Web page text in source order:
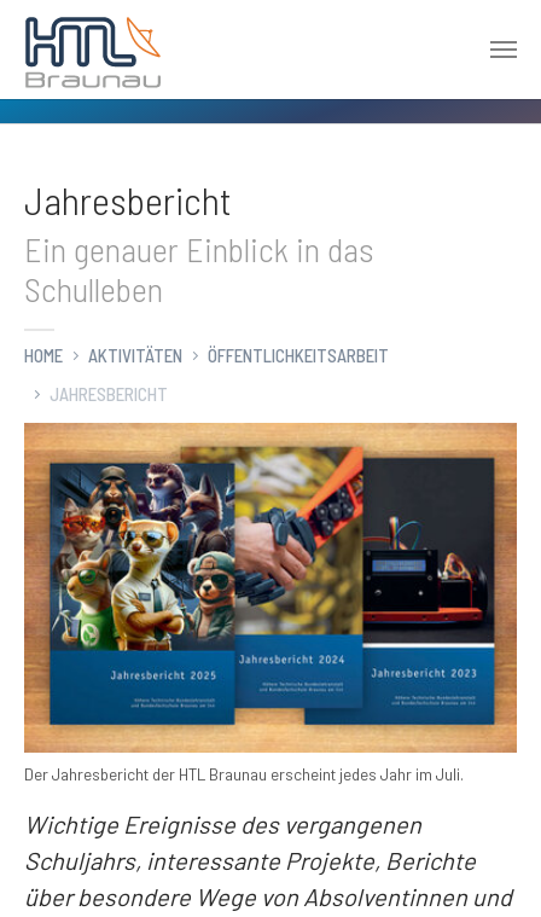
Jahresbericht
Ein genauer Einblick in das
Schulleben
HOME AKTIVITÄTEN
ÖFFENTLICHKEITSARBEIT
JAHRESBERICHT
Der Jahresbericht der HTL Braunau erscheint jedes Jahr im Juli.
Wichtige Ereignisse des vergangenen
Schuljahrs, interessante Projekte, Berichte
über besondere Wege von Absolventinnen und